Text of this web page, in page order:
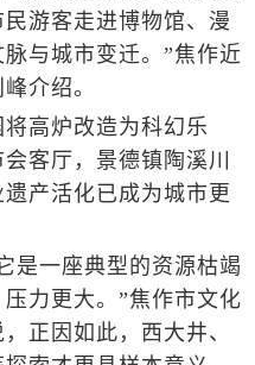
游客走进博物馆、漫
与城市变迁。”焦作近
介绍。
高炉改造为科幻乐
客厅，景德镇陶溪川
产活化已成为城市更
一座典型的资源枯竭
力更大。”焦作市文化
正因如此，西大井、